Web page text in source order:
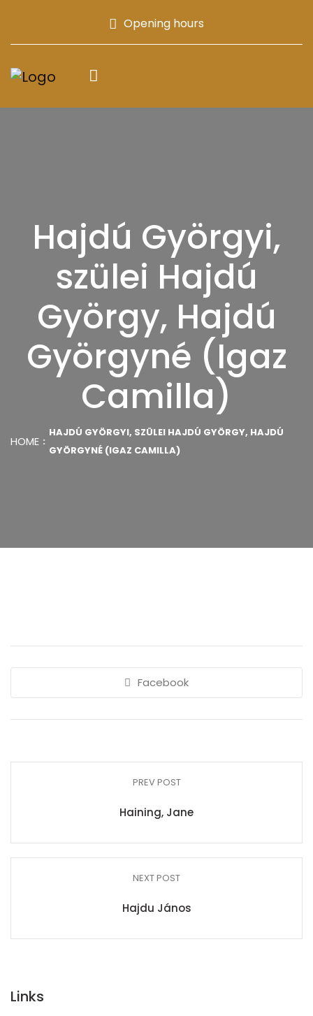
Opening hours
Hajdú Györgyi,
szülei Hajdú
György, Hajdú
Györgyné (Igaz
Camilla)
HOME
HAJDÚ GYÖRGYI, SZÜLEI HAJDÚ GYÖRGY, HAJDÚ
GYÖRGYNÉ (IGAZ CAMILLA)
Facebook
PREV POST
Haining, Jane
NEXT POST
Hajdu János
Links